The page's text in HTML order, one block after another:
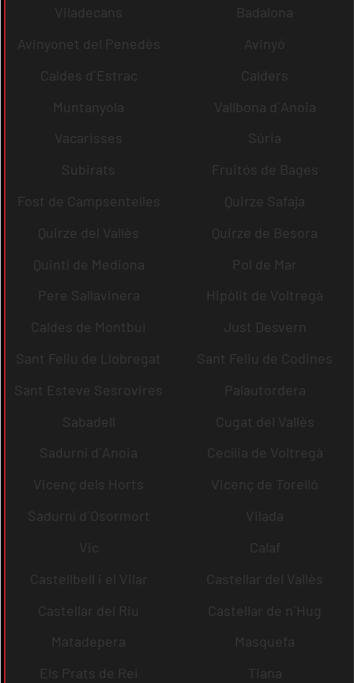
Viladecans
Badalona
Avinyonet del Penedès
Avinyó
Caldes d´Estrac
Calders
Muntanyola
Vallbona d´Anoia
Vacarisses
Súria
Subirats
Fruitós de Bages
Fost de Campsentelles
Quirze Safaja
Quirze del Vallès
Quirze de Besora
Quintí de Mediona
Pol de Mar
Pere Sallavinera
Hipòlit de Voltregà
Caldes de Montbui
Just Desvern
Sant Feliu de Llobregat
Sant Feliu de Codines
Sant Esteve Sesrovires
Palautordera
Sabadell
Cugat del Vallès
Sadurní d´Anoia
Cecília de Voltregà
Vicenç dels Horts
Vicenç de Torelló
Sadurní d´Osormort
Vilada
Vic
Calaf
Castellbell i el Vilar
Castellar del Vallès
Castellar del Riu
Castellar de n´Hug
Matadepera
Masquefa
Els Prats de Rei
Tiana